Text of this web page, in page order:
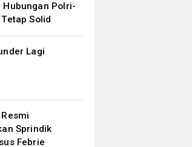
Hubungan Polri-
Solid
Lagi
Sprindik
Febrie